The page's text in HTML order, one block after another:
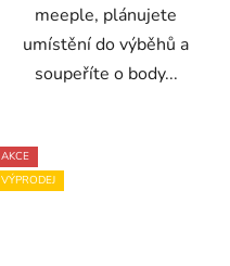
meeple, plánujete
umístění do výběhů a
soupeříte o body...
AKCE
VÝPRODEJ